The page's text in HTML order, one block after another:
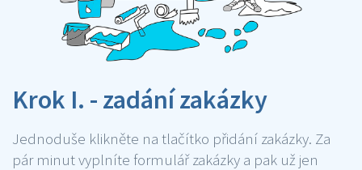
Krok I. - zadání zakázky
Jednoduše klikněte na tlačítko přidání zakázky. Za
pár minut vyplníte formulář zakázky a pak už jen